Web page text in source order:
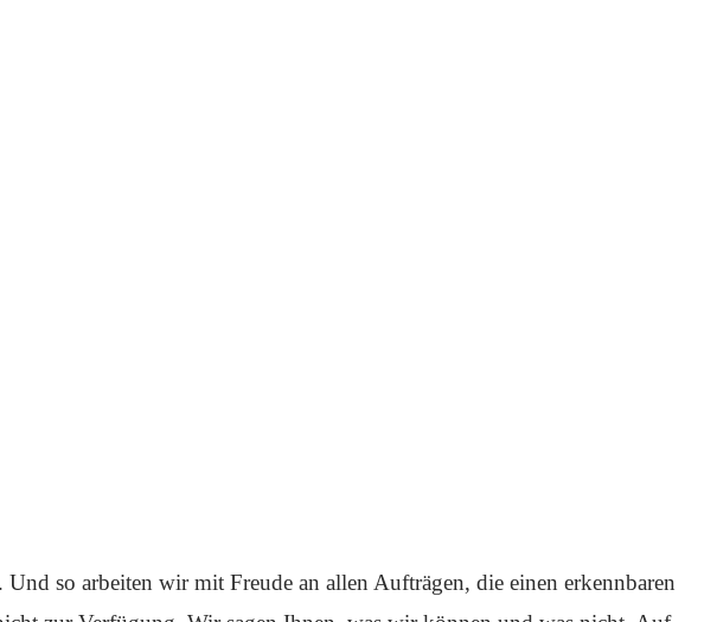
so arbeiten wir mit Freude an allen Aufträgen, die einen erkennbaren